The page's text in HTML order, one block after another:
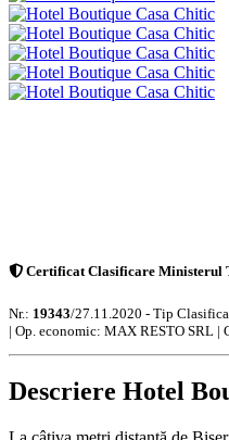
Certificat Clasificare Ministerul
Nr.: 19343/27.11.2020 - Tip
| Op. economic: MAX RESTO SRL |
Descriere Hotel